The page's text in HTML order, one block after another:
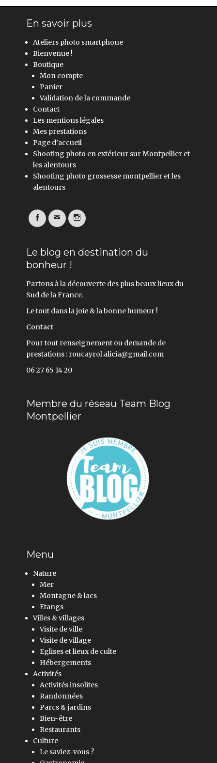
En savoir plus
Ateliers photo smartphone
Bienvenue !
Boutique
Mon compte
Panier
Validation de la commande
Contact
Les mentions légales
Mes prestations
Page d’accueil
Shooting photo en extérieur sur Montpellier et
les alentours
Shooting photo grossesse montpellier et les
alentours
FacebookEmail Instagram
Le blog en destination du
bonheur !
Partons à la découverte des plus beaux lieux du
Sud de la France.
Le tout dans la joie & la bonne humeur !
Contact
Pour tout renseignement ou demande de
prestations : roucayrol.alicia@gmail.com
06 27 65 14 20
Membre du réseau Team Blog
Montpellier
Menu
Nature
Mer
Montagne & lacs
Etangs
Villes & villages
Visite de ville
Visite de village
Eglises et lieux de culte
Hébergements
Activités
Activités insolites
Randonnées
Parcs & jardins
Bien-être
Restaurants
Culture
Le saviez-vous ?